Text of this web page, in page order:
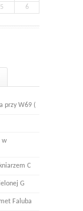
5 6
przy W69 (
w
C
G
Faluba